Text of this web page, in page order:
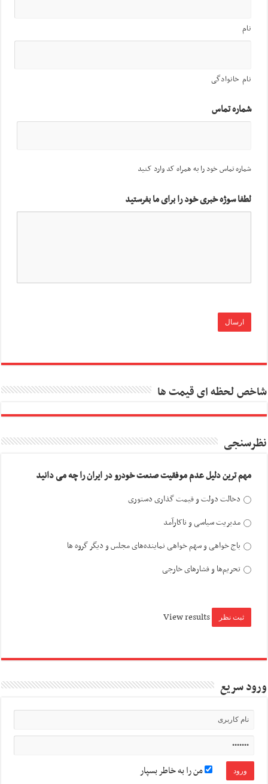
نام
نام خانوادگی
شماره تماس
شماره تماس خود را به همراه کد وارد کنید
لطفا سوژه خبری خود را برای ما بفرستید
شاخص لحظه ای قیمت ها
نظرسنجی
مهم ترین دلیل عدم موفقیت صنعت خودرو در ایران را چه می دانید
دخالت دولت و قیمت گذاری دستوری
مدیریت سیاسی و ناکارآمد
باج خواهی و سهم خواهی نماینده‌های مجلس و دیگر گروه ها
تحریم‌ها و فشارهای خارجی
View results
ورود سریع
من را به خاطر بسپار